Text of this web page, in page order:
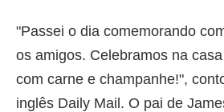
"Passei o dia comemorando
os amigos. Celebramos na
com carne e champanhe!",
inglês Daily Mail. O pai de